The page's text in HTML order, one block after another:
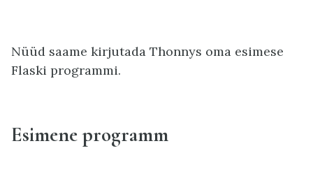
Nüüd saame kirjutada Thonnys oma esimese
Flaski programmi.
Esimene programm